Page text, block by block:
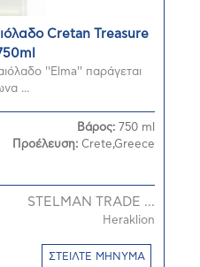
Cretan Treasure
''Elma'' παράγεται
...
Βάρος: 750 ml
Προέλευση: Crete,Greece
STELMAN TRADE ...
Heraklion
ΣΤΕΙΛΤΕ ΜΗΝΥΜΑ